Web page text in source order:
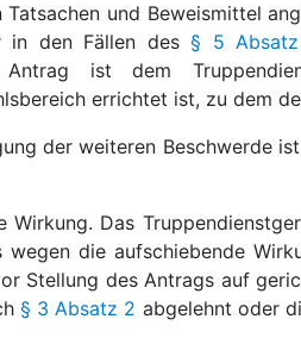
und Beweismittel
in den Fällen des§ 5
ist dem
errichtet ist, zu dem
der weiteren Beschwerde
Das
die aufschiebende
Stellung des Antrags auf
§ 3 Absatz 2 abgelehnt oder